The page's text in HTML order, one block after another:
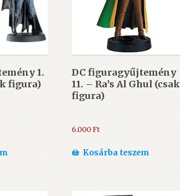
1.
figura)
DC figuragyűjtemény
11. – Ra’s Al Ghul (csak
figura)
6.000Ft
Kosárba teszem